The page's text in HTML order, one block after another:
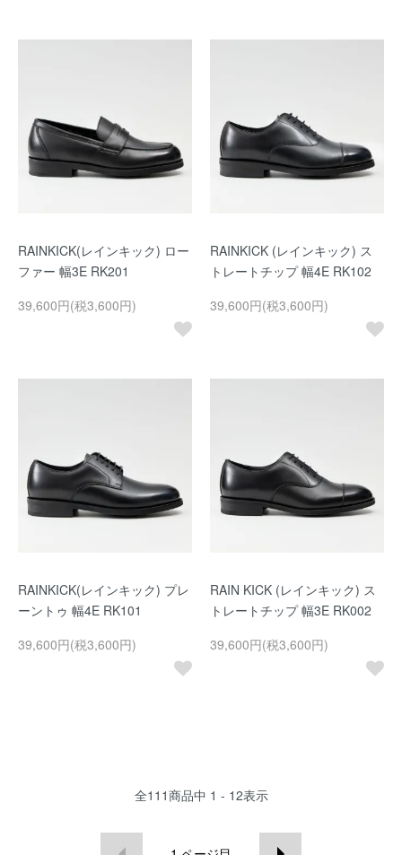
RAINKICK(レインキック) ロー
ファー 幅3E RK201
39,600円(税3,600円)
RAINKICK (レインキック) ス
トレートチップ 幅4E RK102
39,600円(税3,600円)
RAINKICK(レインキック) プレ
ーントゥ 幅4E RK101
39,600円(税3,600円)
RAIN KICK (レインキック) ス
トレートチップ 幅3E RK002
39,600円(税3,600円)
全111商品中 1 - 12表示